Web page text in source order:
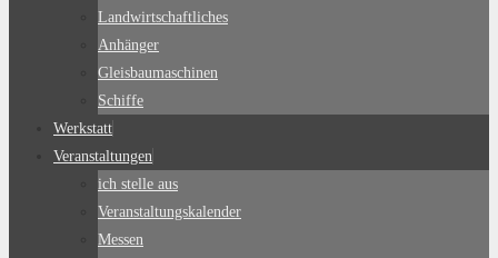
Landwirtschaftliches
Anhänger
Gleisbaumaschinen
Schiffe
Werkstatt
Veranstaltungen
ich stelle aus
Veranstaltungskalender
Messen